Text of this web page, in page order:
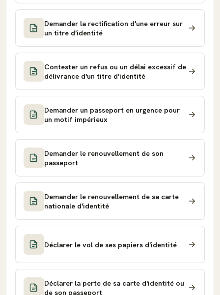
Demander la rectification d'une erreur sur
un titre d'identité
Contester un refus ou un délai excessif de
délivrance d'un titre d'identité
Demander un passeport en urgence pour
un motif impérieux
Demander le renouvellement de son
passeport
Demander le renouvellement de sa carte
nationale d'identité
Déclarer le vol de ses papiers d'identité
Déclarer la perte de sa carte d'identité ou
de son passeport